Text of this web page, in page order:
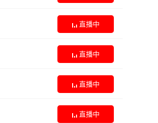
直播中
直播中
直播中
直播中